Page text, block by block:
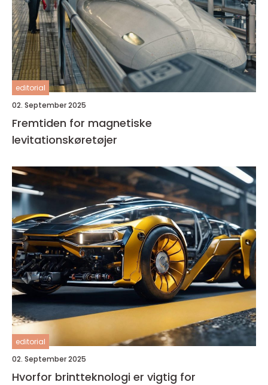
editorial
02. September 2025
Fremtiden for magnetiske
levitationskøretøjer
editorial
02. September 2025
Hvorfor brintteknologi er vigtig for